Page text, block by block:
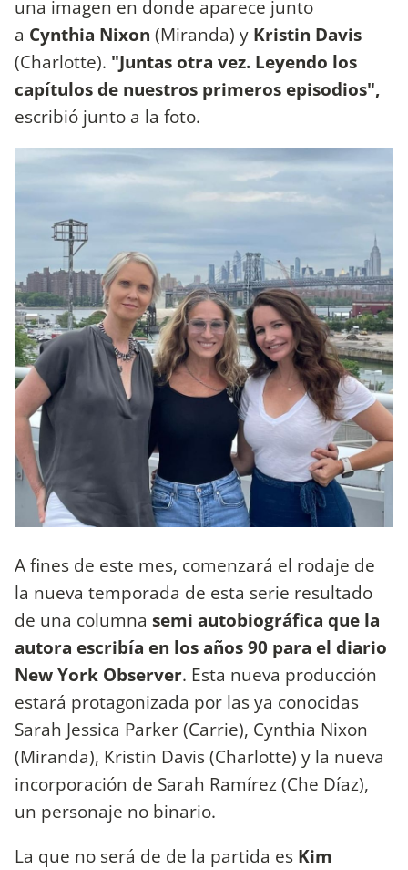
una imagen en donde aparece junto
a Cynthia Nixon (Miranda) y Kristin Davis
(Charlotte). "Juntas otra vez. Leyendo los
capítulos de nuestros primeros episodios",
escribió junto a la foto.
A fines de este mes, comenzará el rodaje de
la nueva temporada de esta serie resultado
de una columna semi autobiográfica que la
autora escribía en los años 90 para el diario
New York Observer. Esta nueva producción
estará protagonizada por las ya conocidas
Sarah Jessica Parker (Carrie), Cynthia Nixon
(Miranda), Kristin Davis (Charlotte) y la nueva
incorporación de Sarah Ramírez (Che Díaz),
un personaje no binario.
La que no será de de la partida es Kim